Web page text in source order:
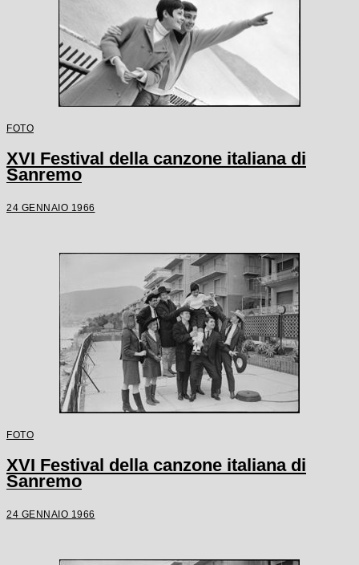
FOTO
XVI Festival della canzone italiana di
Sanremo
24 GENNAIO 1966
FOTO
XVI Festival della canzone italiana di
Sanremo
24 GENNAIO 1966